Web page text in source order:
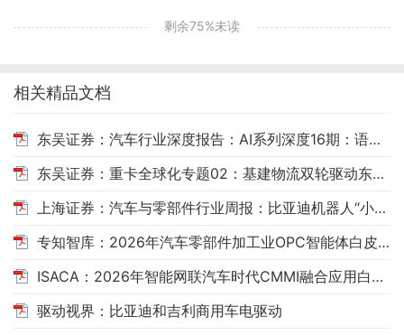
剩余75%未读
相关精品文档
东吴证券：汽车行业深度报告：AI系列深度16期：语言智能为何从RNN转向Transformer？
东吴证券：重卡全球化专题02：基建物流双轮驱动东南亚扩容，中国重卡出海进入收获期
上海证券：汽车与零部件行业周报：比亚迪机器人“小迪”8月亮相，“人工智能+”赋能邮政无人机无人车加速落地
专知智库：2026年汽车零部件加工业OPC智能体白皮书
ISACA：2026年智能网联汽车时代CMMI融合应用白皮书
驱动视界：比亚迪和吉利商用车电驱动